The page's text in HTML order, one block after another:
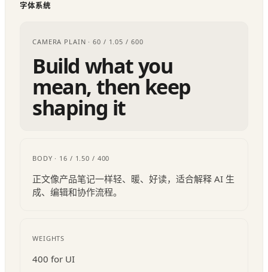
字体系统
CAMERA PLAIN · 60 / 1.05 / 600
Build what you
mean, then keep
shaping it
BODY · 16 / 1.50 / 400
正文像产品笔记一样轻、暖、好读，适合解释 AI 生
成、编辑和协作流程。
WEIGHTS
400 for UI